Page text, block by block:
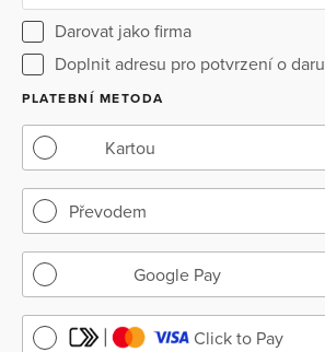
Darovat jako firma
Doplnit adresu pro potvrzení o daru
PLATEBNÍ METODA
Kartou
Převodem
Google Pay
Click to Pay